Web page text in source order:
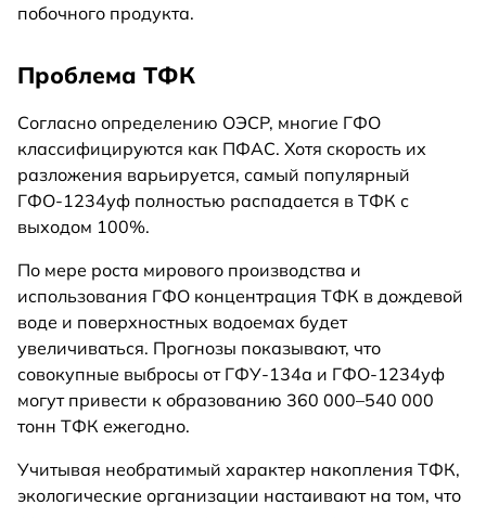
побочного продукта.
Проблема ТФК
Согласно определению ОЭСР, многие ГФО
классифицируются как ПФАС. Хотя скорость их
разложения варьируется, самый популярный
ГФО-1234уф полностью распадается в ТФК с
выходом 100%.
По мере роста мирового производства и
использования ГФО концентрация ТФК в дождевой
воде и поверхностных водоемах будет
увеличиваться. Прогнозы показывают, что
совокупные выбросы от ГФУ-134а и ГФО-1234уф
могут привести к образованию 360 000–540 000
тонн ТФК ежегодно.
Учитывая необратимый характер накопления ТФК,
экологические организации настаивают на том, что